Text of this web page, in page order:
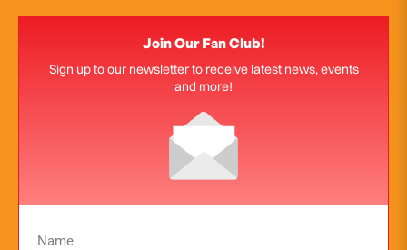
Join Our Fan Club!
Sign up to our newsletter to receive latest news, events
and more!